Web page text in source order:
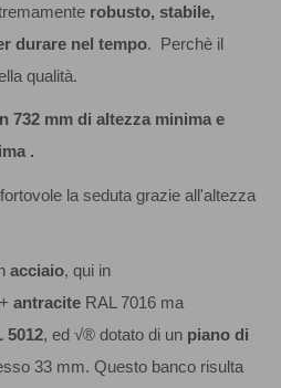
robusto, stabile,
durare nel tempo. Perchè il
qualità.
732 mm di altezza minima e
.
la seduta grazie all'altezza
acciaio, qui in
antracite RAL 7016 ma
5012, ed √® dotato di un piano di
33 mm. Questo banco risulta